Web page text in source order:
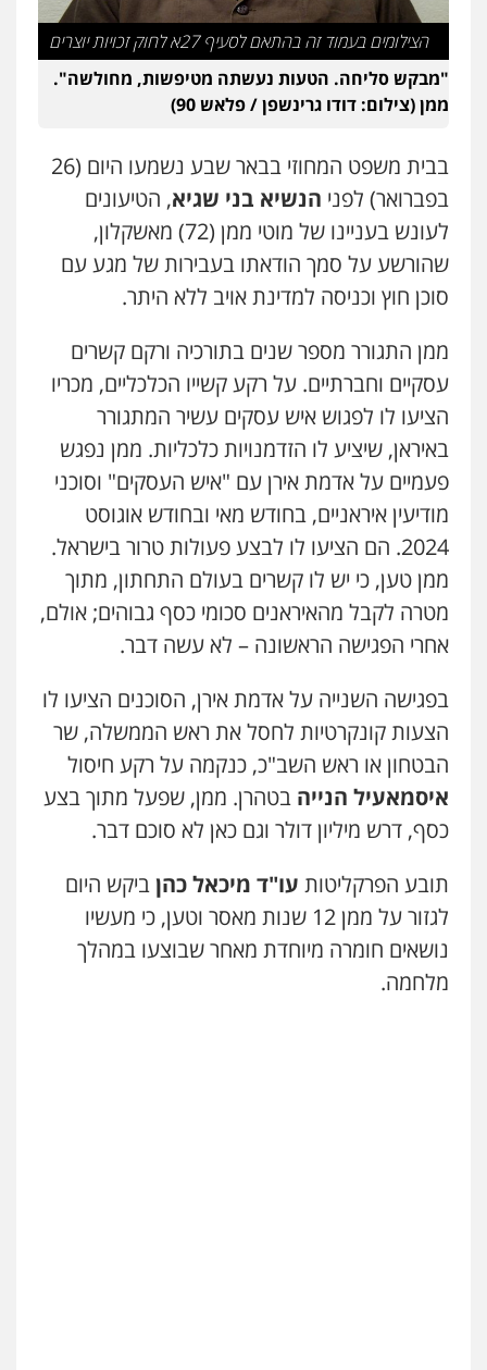
הצילומים בעמוד זה בהתאם לסעיף 27א לחוק זכויות יוצרים
"מבקש סליחה. הטעות נעשתה מטיפשות, מחולשה".
ממן (צילום: דודו גרינשפן / פלאש 90)
בבית משפט המחוזי בבאר שבע נשמעו היום (26
בפברואר) לפני הנשיא בני שגיא, הטיעונים
לעונש בעניינו של מוטי ממן (72) מאשקלון,
שהורשע על סמך הודאתו בעבירות של מגע עם
סוכן חוץ וכניסה למדינת אויב ללא היתר.
ממן התגורר מספר שנים בתורכיה ורקם קשרים
עסקיים וחברתיים. על רקע קשייו הכלכליים, מכריו
הציעו לו לפגוש איש עסקים עשיר המתגורר
באיראן, שיציע לו הזדמנויות כלכליות. ממן נפגש
פעמיים על אדמת אירן עם "איש העסקים" וסוכני
מודיעין איראניים, בחודש מאי ובחודש אוגוסט
2024. הם הציעו לו לבצע פעולות טרור בישראל.
ממן טען, כי יש לו קשרים בעולם התחתון, מתוך
מטרה לקבל מהאיראנים סכומי כסף גבוהים; אולם,
אחרי הפגישה הראשונה – לא עשה דבר.
בפגישה השנייה על אדמת אירן, הסוכנים הציעו לו
הצעות קונקרטיות לחסל את ראש הממשלה, שר
הבטחון או ראש השב"כ, כנקמה על רקע חיסול
איסמאעיל הנייה בטהרן. ממן, שפעל מתוך בצע
כסף, דרש מיליון דולר וגם כאן לא סוכם דבר.
תובע הפרקליטות עו"ד מיכאל כהןביקש היום
לגזור על ממן 12 שנות מאסר וטען, כי מעשיו
נושאים חומרה מיוחדת מאחר שבוצעו במהלך
מלחמה.